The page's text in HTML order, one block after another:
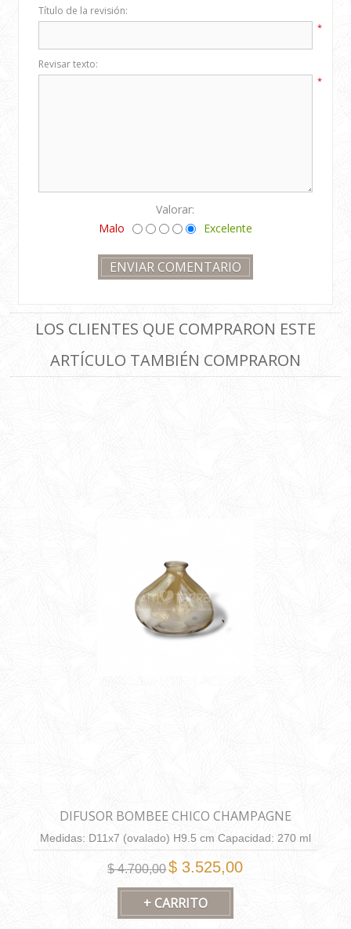
Título de la revisión:
*
Revisar texto:
*
Valorar:
Malo
Excelente
LOS CLIENTES QUE COMPRARON ESTE
ARTÍCULO TAMBIÉN COMPRARON
DIFUSOR BOMBEE CHICO CHAMPAGNE
Medidas: D11x7 (ovalado) H9.5 cm Capacidad: 270 ml
$ 4.700,00$ 3.525,00